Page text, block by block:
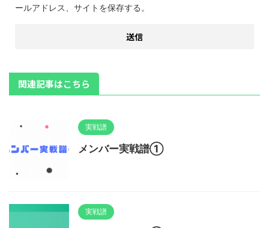
ールアドレス、サイトを保存する。
関連記事はこちら
実戦譜
メンバー実戦譜①
実戦譜